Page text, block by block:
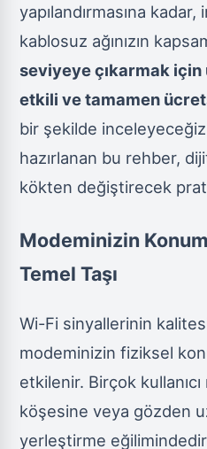
yapılandırmasına kadar,
kablosuz ağınızın
seviyeye çıkarmak
etkili ve tamamen
bir şekilde inceleyeceğiz.
hazırlanan bu rehber,
kökten değiştirecek
Modeminizin
Temel Taşı
Wi-Fi sinyallerinin
modeminizin fiziksel
etkilenir. Birçok
köşesine veya gözden
yerleştirme